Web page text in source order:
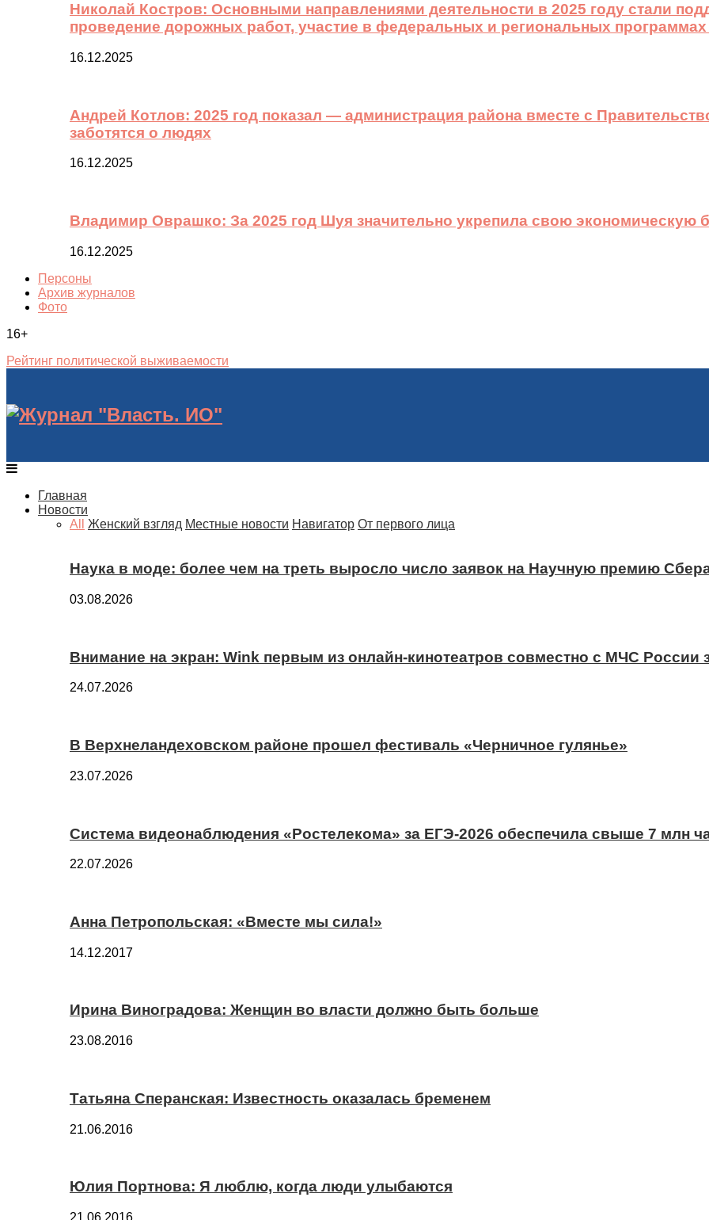
Николай Костров: Основными направлениями деятельности в 2025 году стали
проведение дорожных работ, участие в федеральных и региональных программах
16.12.2025
Андрей Котлов: 2025 год показал — администрация района вместе с
заботятся о людях
16.12.2025
Владимир Оврашко: За 2025 год Шуя значительно укрепила свою экономическую
16.12.2025
Персоны
Архив журналов
Фото
16+
Рейтинг политической выживаемости
Главная
Новости
All
Женский взгляд Местные новости Навигатор От первого лица
Наука в моде: более чем на треть выросло число заявок на Научную премию
03.08.2026
Внимание на экран: Wink первым из онлайн-кинотеатров совместно с МЧС России
24.07.2026
В Верхнеландеховском районе прошел фестиваль «Черничное гулянье»
23.07.2026
Система видеонаблюдения «Ростелекома» за ЕГЭ-2026 обеспечила свыше 7 млн
22.07.2026
Анна Петропольская: «Вместе мы сила!»
14.12.2017
Ирина Виноградова: Женщин во власти должно быть больше
23.08.2016
Татьяна Сперанская: Известность оказалась бременем
21.06.2016
Юлия Портнова: Я люблю, когда люди улыбаются
21.06.2016